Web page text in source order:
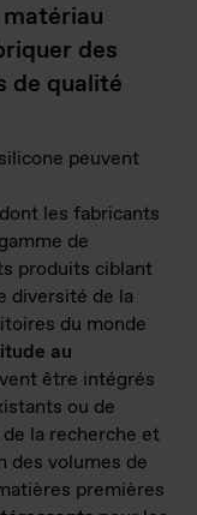
des
de qualité
peuvent
les fabricants
de
produits ciblant
diversité de la
du monde
au
être intégrés
ou de
la recherche et
des volumes de
premières